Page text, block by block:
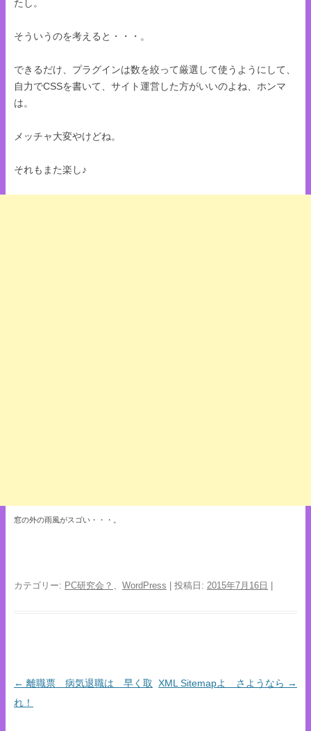
たし。
そういうのを考えると・・・。
できるだけ、プラグインは数を絞って厳選して使うようにして、
自力でCSSを書いて、サイト運営した方がいいのよね、ホンマ
は。
メッチャ大変やけどね。
それもまた楽し♪
窓の外の雨風がスゴい・・・。
カテゴリー: PC研究会？ WordPress | 投稿日: 2015年7月16日 |
投稿ナビゲーション
← 離職票 病気退職は 早く取
れ！
XML Sitemapよ さようなら →